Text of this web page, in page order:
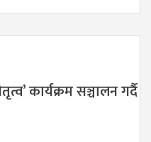
कार्यक्रम सञ्चालन गर्दै